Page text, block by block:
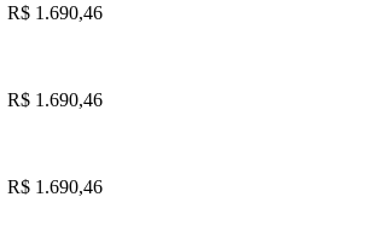
R$ 1.690,46
R$ 1.690,46
R$ 1.690,46